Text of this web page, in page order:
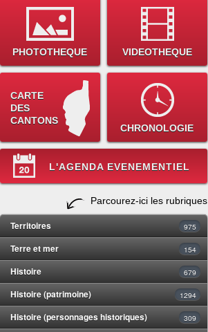
PHOTOTHEQUE VIDEOTHEQUE
CARTE
DES
CANTONS
CHRONOLOGIE
L'AGENDA EVENEMENTIEL
Parcourez-ici les rubriques
Territoires 975
Terre et mer 154
Histoire 679
Histoire (patrimoine) 1294
Histoire (personnages historiques) 309